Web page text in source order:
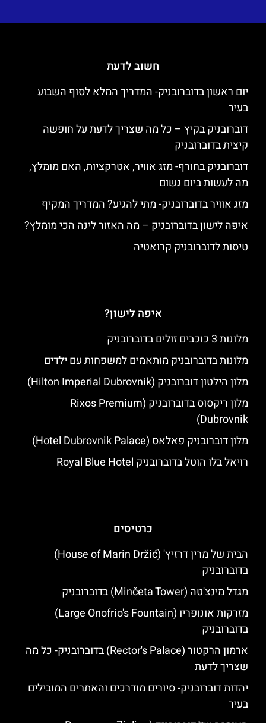
חשוב לדעת
יום ראשון בדוברובניק- המדריך המלא לסוף השבוע
בעיר
דוברובניק בקיץ – כל מה שצריך לדעת על חופשה
קיצית בדוברובניק
דוברובניק בחורף- מזג אוויר, אטרקציות, האם מומלץ,
מה לעשות ביום גשום
מזג אוויר בדוברובניק- מתי להגיע? המדריך המקיף
איפה לישון בדוברובניק – מה האזור לינה הכי מומלץ?
טיסות לדוברובניק קרואטיה
איפה לישון?
מלונות 3 כוכבים זולים בדוברובניק
מלונות בדוברובניק מותאמים למשפחות עם ילדים
מלון הילטון דוברובניק (Hilton Imperial Dubrovnik)
מלון ריקסוס בדוברובניק (Rixos Premium
Dubrovnik)
מלון דוברובניק פאלאס (Hotel Dubrovnik Palace)
רויאל בלו הוטל בדוברובניק Royal Blue Hotel
כרטיסים
הבית של מרין דרזיץ' (House of Marin Držić)
בדוברובניק
מגדל מינצ'טה (Minčeta Tower) בדוברובניק
מזרקות אונופריו (Large Onofrio's Fountain)
בדוברובניק
ארמון הרקטור (Rector's Palace) בדוברובניק- כל מה
שצריך לדעת
יהדות דוברובניק- סיורים מודרכים והאתרים המובילים
בעיר